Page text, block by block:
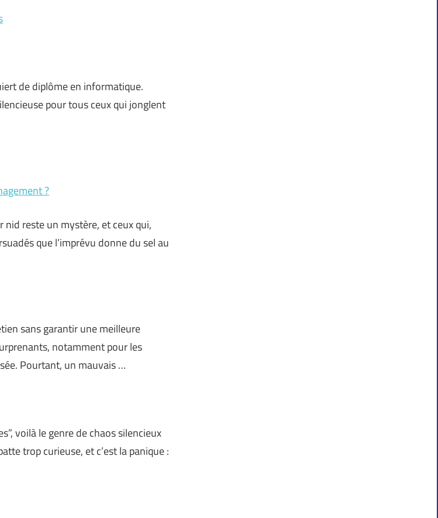
de diplôme en informatique.
pour tous ceux qui jonglent
?
nid reste un mystère, et ceux qui,
que l’imprévu donne du sel au
sans garantir une meilleure
notamment pour les
Pourtant, un mauvais …
voilà le genre de chaos silencieux
trop curieuse, et c’est la panique :